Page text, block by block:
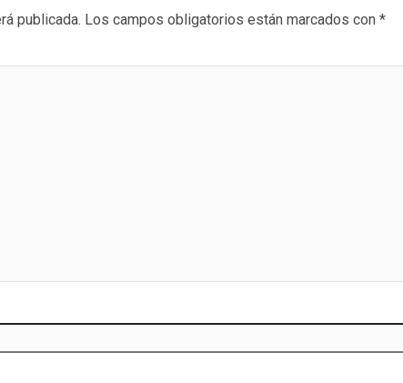
publicada. Los campos obligatorios están marcados con *